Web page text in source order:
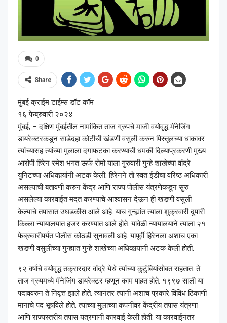
0
Share
मुंबई क्राईम टाईम्स डॉट कॉम
१६ फेब्रुवारी २०२४
मुंबई, – दक्षिण मुंबईतील नामांकित ताज ग्रुपचे माजी वयोवृद्ध मॅनेजिंग
डायरेक्टरकडून साडेदहा कोटीची खंडणी वसुली करुन पिस्तूलच्या धाकावर
त्यांच्यासह त्यांच्या मुलाला दगाफटका करण्याची धमकी दिल्याप्रकरणी मुख्य
आरोपी हिरेन रमेश भगत ऊर्फ रोमो याला गुरुवारी गुन्हे शाखेच्या वांद्रे
युनिटच्या अधिकार्‍यांनी अटक केली. हिरेनने तो स्वत ईडीचा वरिष्ठ अधिकारी
असल्याची बतावणी करुन केंद्र आणि राज्य पोलीस यंत्रणेकडून सुरु
असलेल्या कारवाईत मदत करण्याचे आश्‍वासन देऊन ही खंडणी वसुली
केल्याचे तपासात उघडकीस आले आहे. याच गुन्ह्यांत त्याला शुक्रवारी दुपारी
किल्ला न्यायालयात हजर करण्यात आले होते. यावेळी न्यायालयाने त्याला २१
फेब्रुवारीपर्यंत पोलीस कोठडी सुनावली आहे. यापूर्वी हिरेनला अशाच एका
खंडणी वसुलीच्या गुन्ह्यांत गुन्हे शाखेच्या अधिकार्‍यांनी अटक केली होती.
९२ वर्षांचे वयोवृद्ध तक्रारदार वांद्रे येथे त्यांच्या कुटुंबियांसोबत राहतात. ते
ताज ग्रुपमध्ये मॅनेजिंग डायरेक्टर म्हणून काम पाहत होते. १९९७ साली या
पदाववरुन ते निवृत्त झाले होते. त्यानंतर त्यांनी अशाच प्रकारे विविध ठिकाणी
मानाचे पद भूषविले होते. त्यांच्या मुलाच्या कंपनीवर केंद्रीय तपास यंत्रणा
आणि राज्यस्तरीय तपास यंत्रणांनी कारवाई केली होती. या कारवाईनंतर